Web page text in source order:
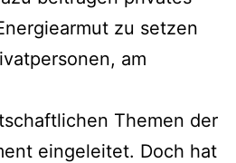
zu setzen
am
Themen der
eingeleitet. Doch hat